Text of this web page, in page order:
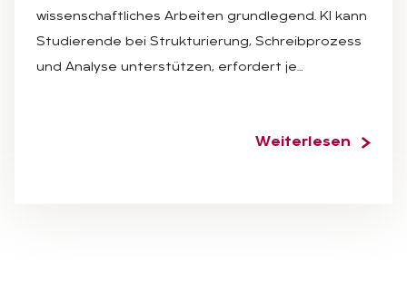
wissenschaftliches Arbeiten grundlegend. KI kann
Studierende bei Strukturierung, Schreibprozess
und Analyse unterstützen, erfordert je…
Weiterlesen